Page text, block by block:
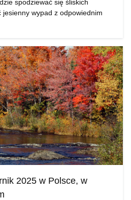
spodziewać się śliskich
wypad z odpowiednim
2025 w Polsce, w